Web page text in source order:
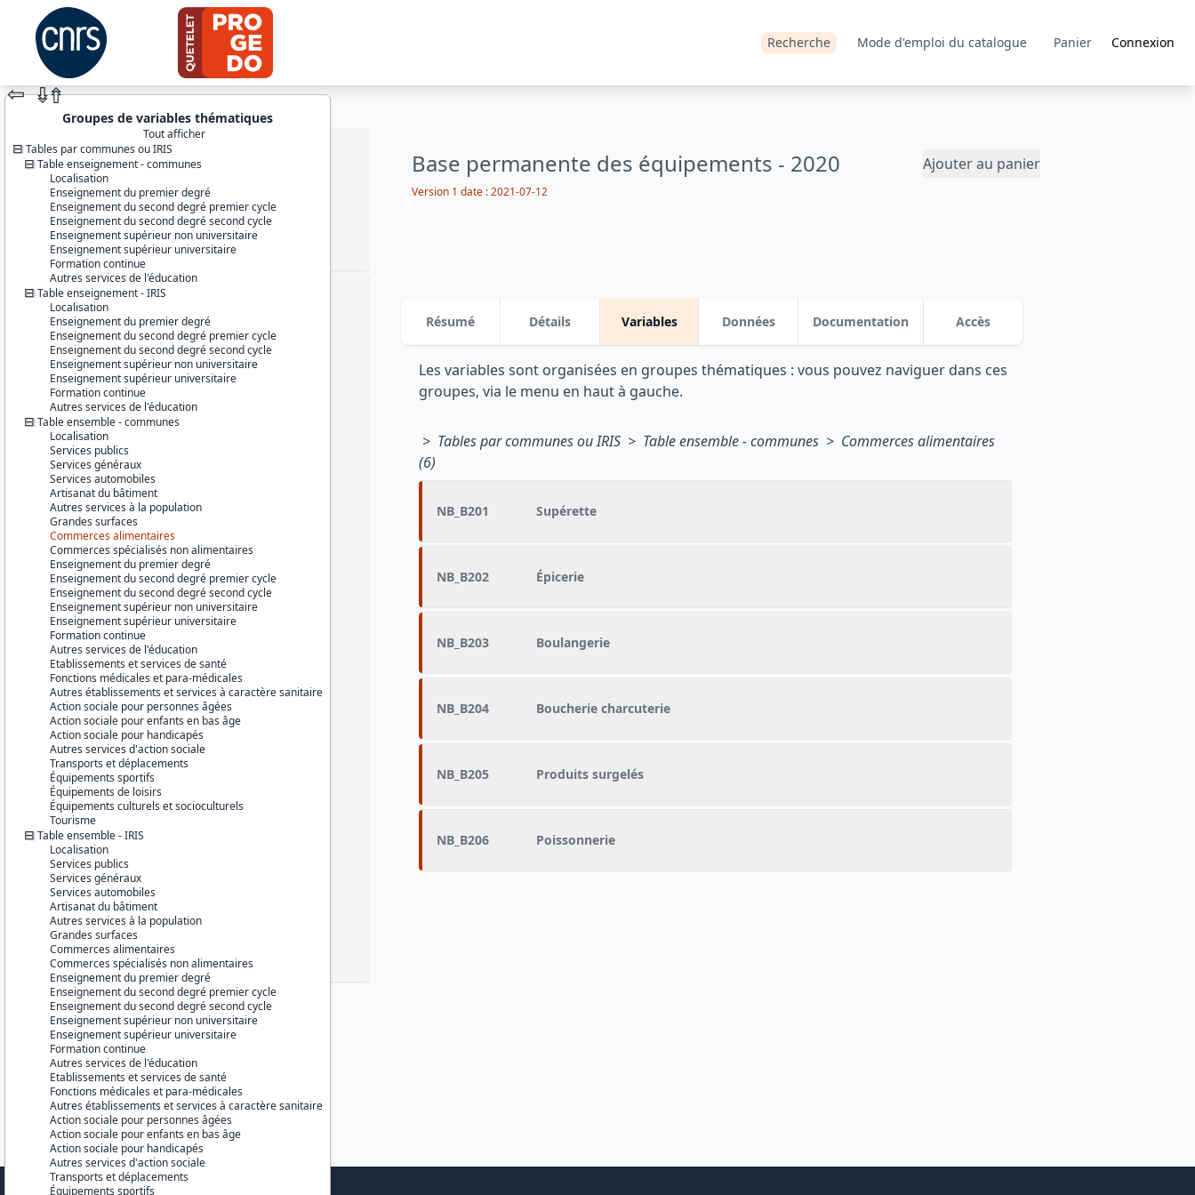
Recherche Mode d'emploi du catalogue Panier Connexion
JEU DE DONNÉES
Base permanente des équipements - 2020 Ajouter au panier
Version 1 date : 2021-07-12
⇦ ⇮⇮
Groupes de variables thématiques
Tout afficher
Tables par communes ou IRIS
Table enseignement - communes
Localisation
Enseignement du premier degré
Enseignement du second degré premier cycle
Enseignement du second degré second cycle
Enseignement supérieur non universitaire
Enseignement supérieur universitaire
Formation continue
Autres services de l'éducation
Table enseignement - IRIS
Localisation
Enseignement du premier degré
Enseignement du second degré premier cycle
Enseignement du second degré second cycle
Enseignement supérieur non universitaire
Enseignement supérieur universitaire
Formation continue
Autres services de l'éducation
Table ensemble - communes
Localisation
Services publics
Services généraux
Services automobiles
Artisanat du bâtiment
Autres services à la population
Grandes surfaces
Commerces alimentaires
Commerces spécialisés non alimentaires
Enseignement du premier degré
Enseignement du second degré premier cycle
Enseignement du second degré second cycle
Enseignement supérieur non universitaire
Enseignement supérieur universitaire
Formation continue
Autres services de l'éducation
Etablissements et services de santé
Fonctions médicales et para-médicales
Autres établissements et services à caractère sanitaire
Action sociale pour personnes âgées
Action sociale pour enfants en bas âge
Action sociale pour handicapés
Autres services d'action sociale
Transports et déplacements
Équipements sportifs
Équipements de loisirs
Équipements culturels et socioculturels
Tourisme
Table ensemble - IRIS
Localisation
Services publics
Services généraux
Services automobiles
Artisanat du bâtiment
Autres services à la population
Grandes surfaces
Commerces alimentaires
Commerces spécialisés non alimentaires
Enseignement du premier degré
Enseignement du second degré premier cycle
Enseignement du second degré second cycle
Enseignement supérieur non universitaire
Enseignement supérieur universitaire
Formation continue
Autres services de l'éducation
Etablissements et services de santé
Fonctions médicales et para-médicales
Autres établissements et services à caractère sanitaire
Action sociale pour personnes âgées
Action sociale pour enfants en bas âge
Action sociale pour handicapés
Autres services d'action sociale
Transports et déplacements
Équipements sportifs
Identifiants :
lil-1483
doi:10.13144/lil-1483
Thème :
Données localisées
Série :Base permanente des
équipements (BPE)
Martinique
Guyane
La Réunion
Mayotte
Producteur :
INSEE
Diffuseur :
Progedo-Adisp
Résumé Détails Variables Données Documentation Accès
Les variables sont organisées en groupes thématiques : vous pouvez naviguer dans ces
groupes, via le menu en haut à gauche.
> Tables par communes ou IRIS > Table ensemble - communes > Commerces alimentaires
(6)
NB_B201 Supérette
NB_B202 Épicerie
NB_B203 Boulangerie
NB_B204 Boucherie charcuterie
NB_B205 Produits surgelés
NB_B206 Poissonnerie